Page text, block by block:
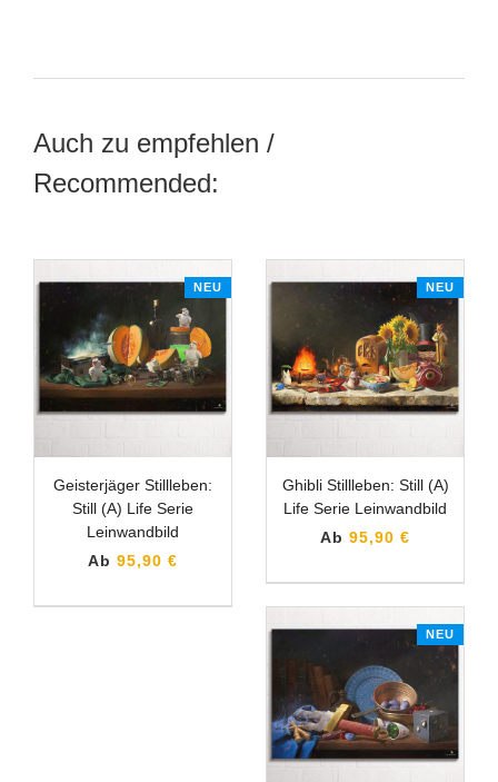
Auch zu empfehlen /
Recommended:
NEU
Geisterjäger Stillleben:
Still (A) Life Serie
Leinwandbild
Ab 95,90 €
NEU
Ghibli Stillleben: Still (A)
Life Serie Leinwandbild
Ab 95,90 €
NEU